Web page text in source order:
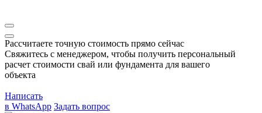
Рассчитаете точную стоимость прямо сейчас
Свяжитесь с менеджером, чтобы получить персональный
расчет стоимости свай или фундамента для вашего
объекта
Написать
в WhatsApp Задать вопрос